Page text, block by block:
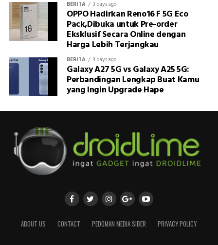
BERITA 3 days ago
OPPO Hadirkan Reno16 F 5G Eco
Pack,Dibuka untuk Pre-order
Eksklusif Secara Online dengan
Harga Lebih Terjangkau
BERITA 3 days ago
Galaxy A27 5G vs Galaxy A25 5G:
Perbandingan Lengkap Buat Kamu
yang Ingin Upgrade Hape
ABOUT US CONTACT PEDOMAN MEDIA SIBER PRIVACY POLICY